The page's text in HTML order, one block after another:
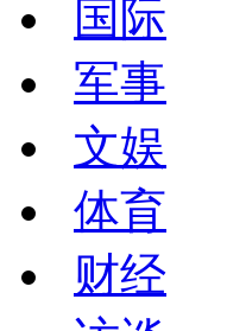
国际
军事
文娱
体育
财经